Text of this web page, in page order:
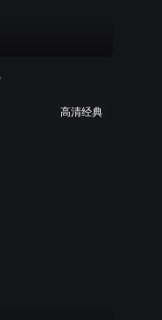
高清经典